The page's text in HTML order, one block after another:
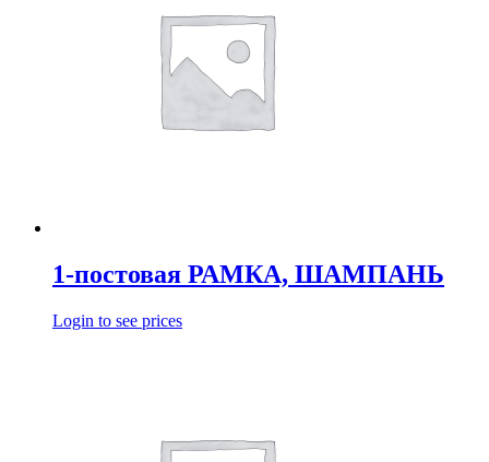
1-постовая РАМКА, ШАМПАНЬ
Login to see prices